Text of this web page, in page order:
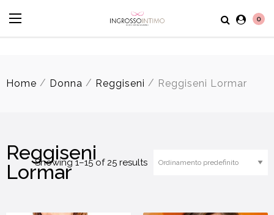
0
Home / Donna / Reggiseni / Reggiseni Lormar
Reggiseni
Lormar
Showing 1–15 of 25 results